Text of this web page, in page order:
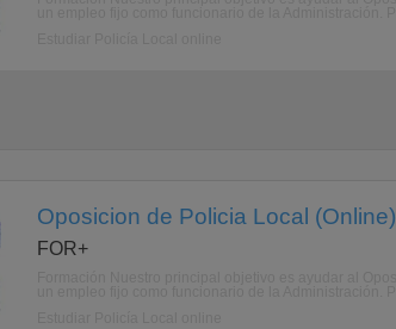
Oposicion de Policia Local (Online)
FOR+